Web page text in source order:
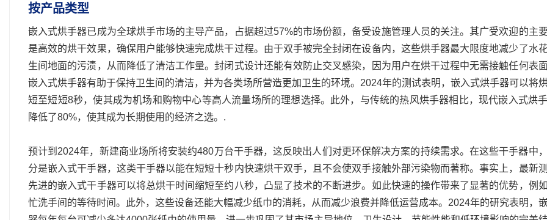
按产品类型
嵌入式烘手器已成为全球烘手市场的主导产品，占据超过57%的市场份额，备受设施管理人员的关注。其广受欢迎的主
是高效的烘干效果，确保用户能够快速完成烘干过程。由于双手被完全封闭在设备内，这些烘手器最大限度地减少了水
生间地面的污渍，从而降低了清洁工作量。封闭式设计还能有效防止交叉感染，因为用户在烘干过程中无需接触任何表
嵌入式烘手器有助于保持卫生间的清洁，并为各类场所营造更加卫生的环境。2024年的测试表明，嵌入式烘手器可以将
短至短短8秒，使其成为机场和购物中心等高人流量场所的理想选择。此外，与传统的热风烘手器相比，现代嵌入式烘
降低了80%，使其成为长期使用的经济之选。.
预计到2024年，新建商业场所将安装约480万台干手器，这反映出人们对更环保解决方案的持续需求。在这些干手器中
分是嵌入式干手器，这类干手器以能在短短十秒内快速烘干双手，且不会使双手接触外部污染物而著称。事实上，最新
先进的嵌入式干手器可以将总烘干时间缩短至约八秒，凸显了技术的不断进步。如此快速的操作带来了显著的优势，例
忙洗手间的等待时间。此外，这些设备还能大幅减少纸巾的消耗，从而减少浪费并降低运营成本。2024年的研究表明，